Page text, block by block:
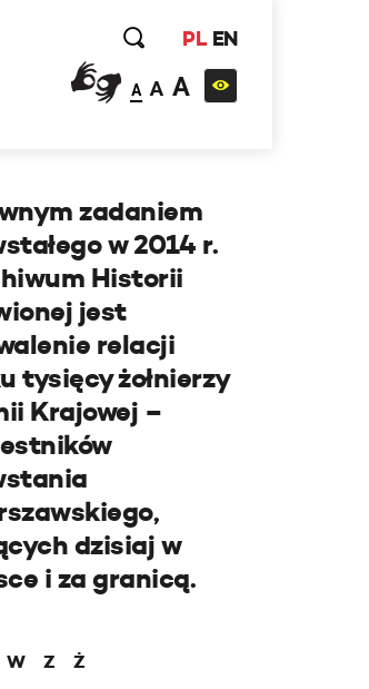
PL EN
A A A
zadaniem
w 2014 r.
Historii
jest
relacji
tysięcy żołnierzy
Krajowej –
dzisiaj w
i za granicą.
W Z
Ż